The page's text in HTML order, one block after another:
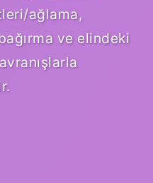
ağlama,
ve elindeki